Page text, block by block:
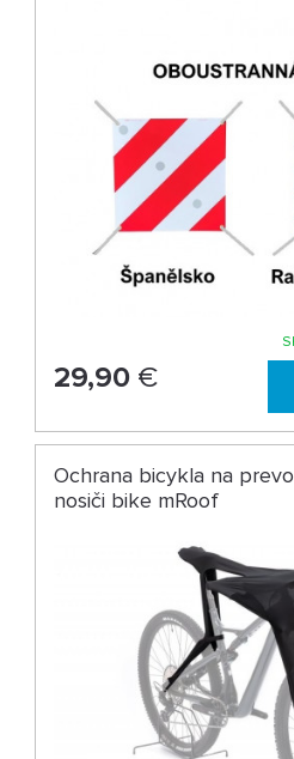
29,90 €
Ochrana bicykla na
nosiči bike mRoof